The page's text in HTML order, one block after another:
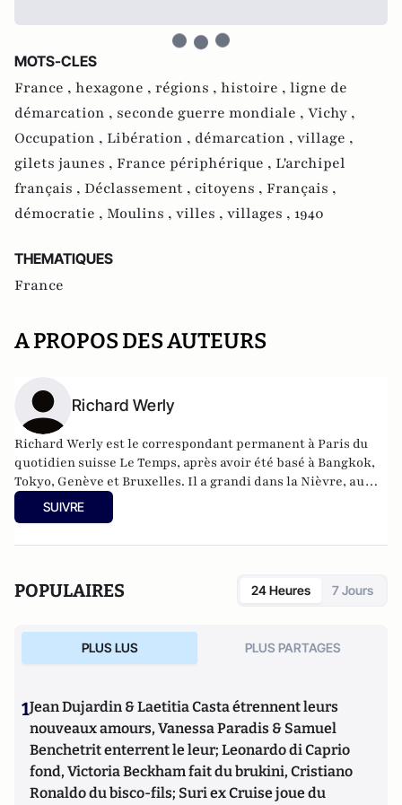
MOTS-CLES
France , hexagone , régions , histoire , ligne de
démarcation , seconde guerre mondiale , Vichy ,
Occupation , Libération , démarcation , village ,
gilets jaunes , France périphérique , L'archipel
français , Déclassement , citoyens , Français ,
démocratie , Moulins , villes , villages , 1940
THEMATIQUES
France
A PROPOS DES AUTEURS
Richard Werly
Richard Werly est le correspondant permanent à Paris du
quotidien suisse Le Temps, après avoir été basé à Bangkok,
Tokyo, Genève et Bruxelles. Il a grandi dans la Nièvre, au
pied de la ligne de démarcation. Souvent cités en référence
par la presse française, ses articles et chroniques lui ont
SUIVRE
POPULAIRES 24 Heures 7 Jours
PLUS LUS PLUS PARTAGES
1Jean Dujardin & Laetitia Casta étrennent leurs
nouveaux amours, Vanessa Paradis & Samuel
Benchetrit enterrent le leur; Leonardo di Caprio
fond, Victoria Beckham fait du brukini, Cristiano
Ronaldo du bisco-fils; Suri ex Cruise joue du